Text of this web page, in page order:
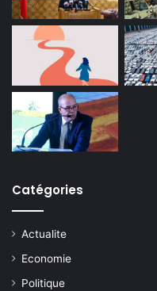
Catégories
Actualite
Economie
Politique